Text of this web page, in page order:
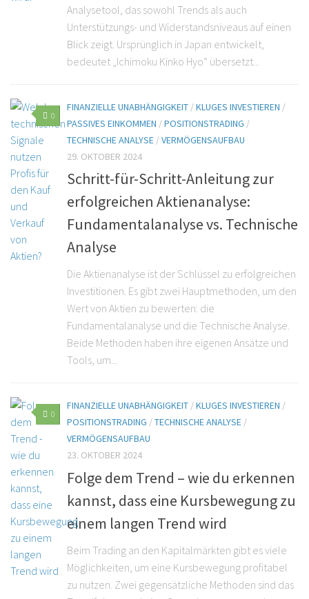
Analysetool, das sowohl Trends als auch
Unterstützungs- und Widerstandsniveaus auf einen
Blick zeigt. Ursprünglich in Japan entwickelt,
bedeutet „Ichimoku Kinko Hyo“ übersetzt...
0
FINANZIELLE UNABHÄNGIGKEIT /KLUGES INVESTIEREN /
PASSIVES EINKOMMEN /POSITIONSTRADING /
TECHNISCHE ANALYSE /VERMÖGENSAUFBAU
29. OKTOBER 2024
Schritt-für-Schritt-Anleitung zur
erfolgreichen Aktienanalyse:
Fundamentalanalyse vs. Technische
Analyse
Die Aktienanalyse ist der Schlüssel zu erfolgreichen
Investitionen. Es gibt zwei Hauptmethoden, um den
Wert von Aktien zu bewerten: die
Fundamentalanalyse und die Technische Analyse.
Beide Methoden haben ihre eigenen Ansätze und
Tools, um...
0
FINANZIELLE UNABHÄNGIGKEIT /KLUGES INVESTIEREN /
POSITIONSTRADING /TECHNISCHE ANALYSE /
VERMÖGENSAUFBAU
23. OKTOBER 2024
Folge dem Trend – wie du erkennen
kannst, dass eine Kursbewegung zu
einem langen Trend wird
Beim Trading an den Kapitalmärkten gibt es viele
Möglichkeiten, um eine Kursbewegung profitabel
zu nutzen. Zwei gegensätzliche Methoden sind das